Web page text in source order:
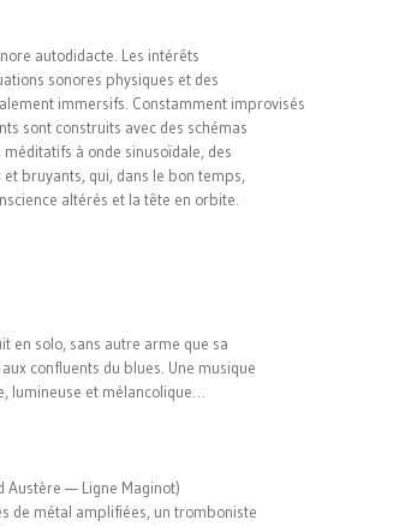
autodidacte. Les intérêts
sonores physiques et des
immersifs. Constamment improvisés
sont construits avec des schémas
à onde sinusoïdale, des
bruyants, qui, dans le bon temps,
altérés et la tête en orbite.
en solo, sans autre arme que sa
confluents du blues. Une musique
lumineuse et mélancolique…
Austère — Ligne Maginot)
de métal amplifiées, un tromboniste